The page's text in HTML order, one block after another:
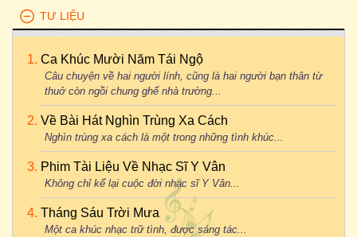
TƯ LIỆU
Ca Khúc Mười Năm Tái Ngộ
Câu chuyện về hai người lính, cũng là hai người bạn thân từ
thuở còn ngồi chung ghế nhà trường...
Về Bài Hát Nghìn Trùng Xa Cách
Nghìn trùng xa cách là một trong những tình khúc...
Phim Tài Liệu Về Nhạc Sĩ Y Vân
Không chỉ kể lại cuộc đời nhạc sĩ Y Vân...
Tháng Sáu Trời Mưa
Một ca khúc nhạc trữ tình, được sáng tác...